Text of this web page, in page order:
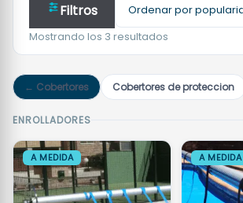
Filtros
Mostrando los 3 resultados
por
← Cobertores Cobertores de proteccion
ENROLLADORES
A MEDIDA A MEDIDA